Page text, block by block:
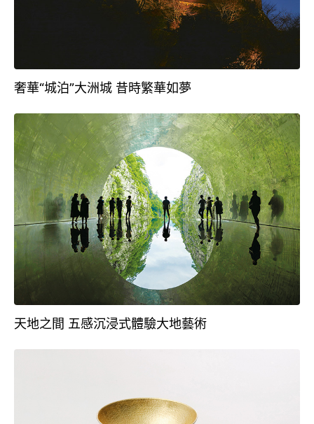
奢華“城泊”大洲城 昔時繁華如夢
天地之間 五感沉浸式體驗大地藝術